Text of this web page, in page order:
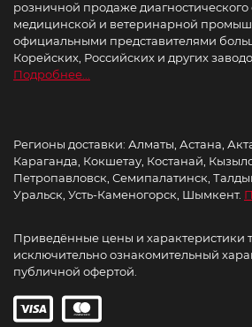
розничной продаже
медицинской и ветеринарной
официальными представителями
Корейских, Российских и других
Подробнее...
Регионы доставки: Алматы, Астана,
Караганда, Кокшетау, Костанай,
Петропавловск, Семипалатинск,
Уральск, Усть-Каменогорск, Шымкент.
Приведённые цены и характеристики
исключительно ознакомительный
публичной офертой.